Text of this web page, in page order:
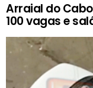
Arraial do
100 vagas e